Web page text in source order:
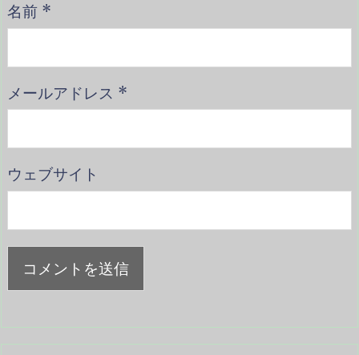
名前 *
メールアドレス *
ウェブサイト